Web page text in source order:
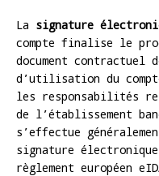
La signature
compte finalise le
document
d’utilisation du
les responsabilités
de l’établissement
s’effectue
signature
règlement européen